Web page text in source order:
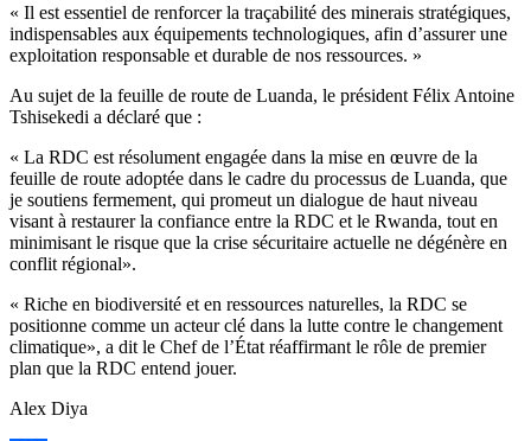
« Il est essentiel de renforcer la traçabilité des minerais stratégiques,
indispensables aux équipements technologiques, afin d’assurer une
exploitation responsable et durable de nos ressources. »
Au sujet de la feuille de route de Luanda, le président Félix Antoine
Tshisekedi a déclaré que :
« La RDC est résolument engagée dans la mise en œuvre de la
feuille de route adoptée dans le cadre du processus de Luanda, que
je soutiens fermement, qui promeut un dialogue de haut niveau
visant à restaurer la confiance entre la RDC et le Rwanda, tout en
minimisant le risque que la crise sécuritaire actuelle ne dégénère en
conflit régional».
« Riche en biodiversité et en ressources naturelles, la RDC se
positionne comme un acteur clé dans la lutte contre le changement
climatique», a dit le Chef de l’État réaffirmant le rôle de premier
plan que la RDC entend jouer.
Alex Diya